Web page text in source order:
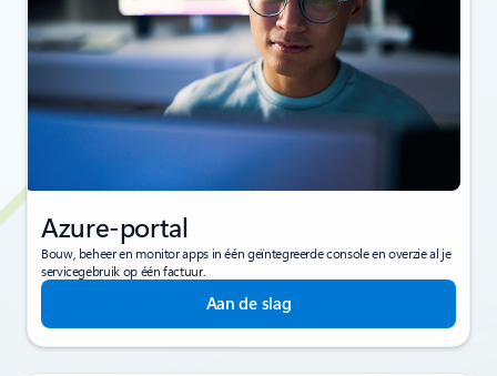
Azure-portal
Bouw, beheer en monitor apps in één geïntegreerde console en overzie al je
servicegebruik op één factuur.
Aan de slag